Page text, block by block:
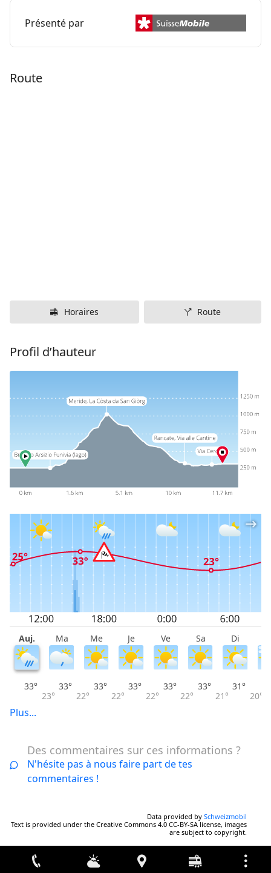
Présenté par
Route
Horaires Route
Profil d’hauteur
Auj. Ma Me Je Ve Sa Di
33°
23°
33°
22°
33°
22°
33°
22°
33°
22°
33°
21°
31°
20°
Plus...
Des commentaires sur ces informations ?
N'hésite pas à nous faire part de tes
commentaires !
Data provided by Schweizmobil
Text is provided under the Creative Commons 4.0 CC-BY-SA license, images
are subject to copyright.